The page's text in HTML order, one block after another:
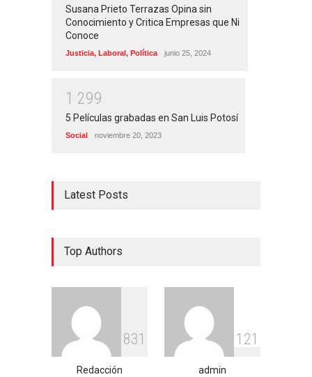
Susana Prieto Terrazas Opina sin
Conocimiento y Critica Empresas que Ni
Conoce
Justicia, Laboral, Política junio 25, 2024
1 299
5 Películas grabadas en San Luis Potosí
Social noviembre 20, 2023
Latest Posts
Top Authors
831
Redacción
1 21
admin